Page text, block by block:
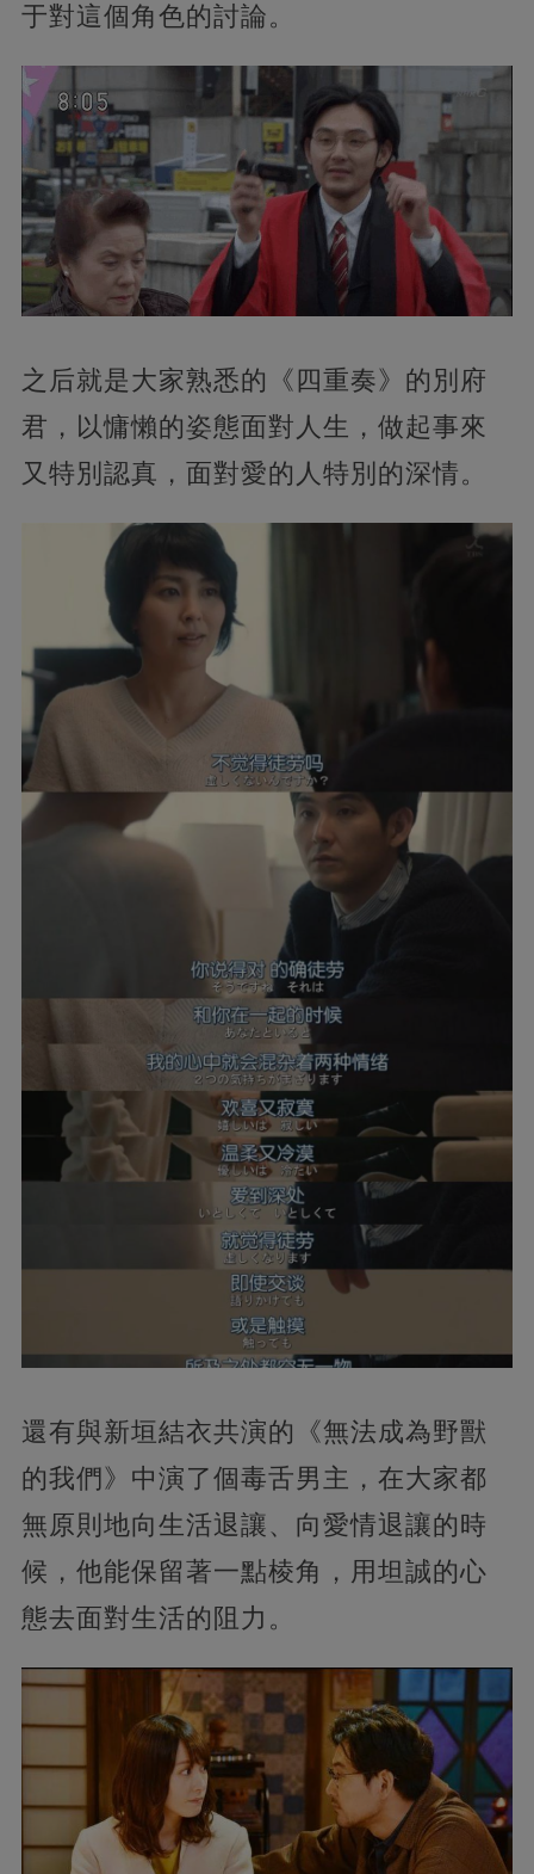
于對這個角色的討論。
之后就是大家熟悉的《四重奏》的別府
君，以慵懶的姿態面對人生，做起事來
又特別認真，面對愛的人特別的深情。
還有與新垣結衣共演的《無法成為野獸
的我們》中演了個毒舌男主，在大家都
無原則地向生活退讓、向愛情退讓的時
候，他能保留著一點棱角，用坦誠的心
態去面對生活的阻力。